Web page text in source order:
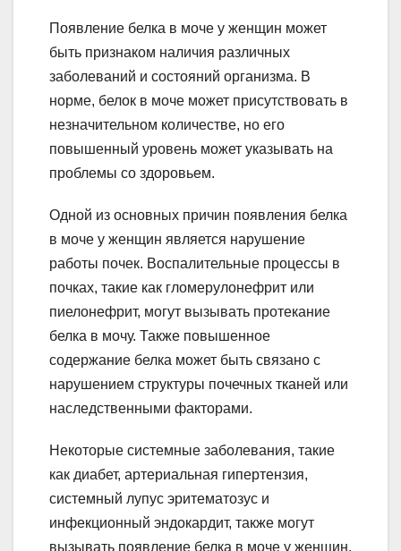
Появление белка в моче у женщин может
быть признаком наличия различных
заболеваний и состояний организма. В
норме, белок в моче может присутствовать в
незначительном количестве, но его
повышенный уровень может указывать на
проблемы со здоровьем.
Одной из основных причин появления белка
в моче у женщин является нарушение
работы почек. Воспалительные процессы в
почках, такие как гломерулонефрит или
пиелонефрит, могут вызывать протекание
белка в мочу. Также повышенное
содержание белка может быть связано с
нарушением структуры почечных тканей или
наследственными факторами.
Некоторые системные заболевания, такие
как диабет, артериальная гипертензия,
системный лупус эритематозус и
инфекционный эндокардит, также могут
вызывать появление белка в моче у женщин.